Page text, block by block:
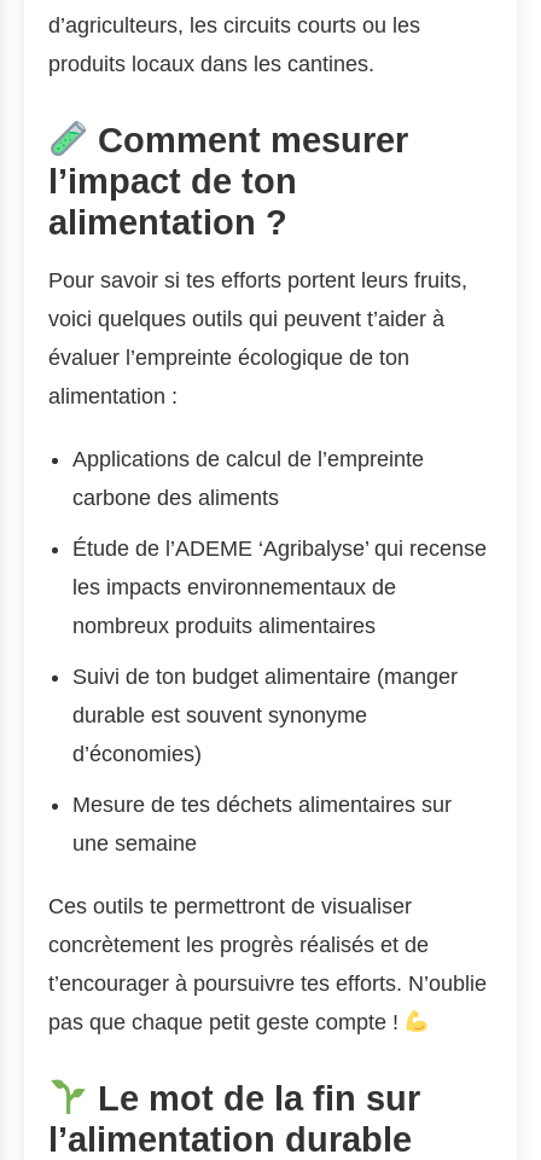
d’agriculteurs, les circuits courts ou les
produits locaux dans les cantines.
Comment mesurer
l’impact de ton
alimentation ?
Pour savoir si tes efforts portent leurs fruits,
voici quelques outils qui peuvent t’aider à
évaluer l’empreinte écologique de ton
alimentation :
Applications de calcul de l’empreinte
carbone des aliments
Étude de l’ADEME ‘Agribalyse’ qui recense
les impacts environnementaux de
nombreux produits alimentaires
Suivi de ton budget alimentaire (manger
durable est souvent synonyme
d’économies)
Mesure de tes déchets alimentaires sur
une semaine
Ces outils te permettront de visualiser
concrètement les progrès réalisés et de
t’encourager à poursuivre tes efforts. N’oublie
pas que chaque petit geste compte !
Le mot de la fin sur
l’alimentation durable